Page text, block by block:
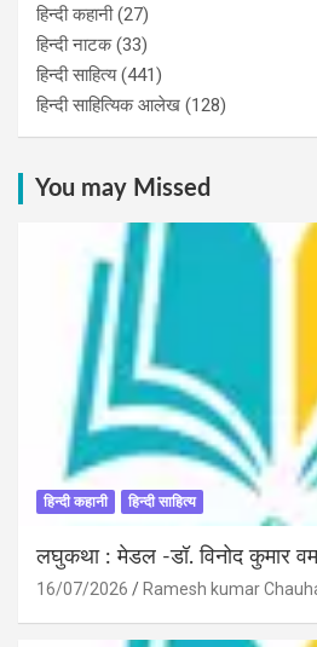
हिन्दी कहानी(27)
हिन्‍दी नाटक(33)
हिन्दी साहित्य(441)
हिन्दी साहित्यिक आलेख (128)
You may Missed
हिन्दी कहानी हिन्दी साहित्य
लघुकथा : मेडल -डॉ. विनोद कुमार
16/07/2026 Ramesh kumar